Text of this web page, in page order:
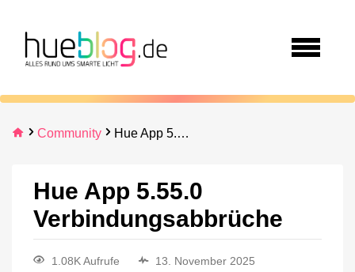
Community Hue App 5.55.0 Verbindungsabbrüche
Hue App 5.55.0
Verbindungsabbrüche
1.08K Aufrufe
13. November 2025